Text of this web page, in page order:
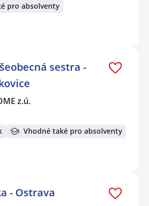
pro absolventy
sestra -
z.ú.
Vhodné také pro absolventy
- Ostrava